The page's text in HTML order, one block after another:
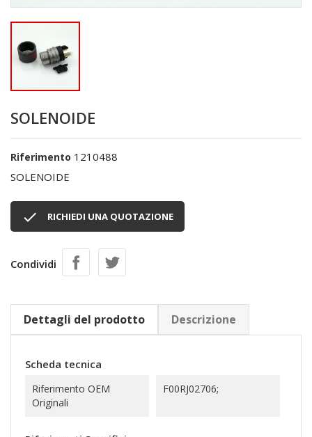
SOLENOIDE
Riferimento 1210488
SOLENOIDE
 RICHIEDI UNA QUOTAZIONE
Condividi
Dettagli del prodotto Descrizione
Scheda tecnica
Riferimento OEM
Originali
F00RJ02706;